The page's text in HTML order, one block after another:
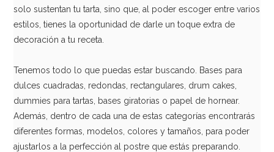
solo sustentan tu tarta, sino que, al poder escoger entre varios
estilos, tienes la oportunidad de darle un toque extra de
decoración a tu receta.
Tenemos todo lo que puedas estar buscando. Bases para
dulces cuadradas, redondas, rectangulares, drum cakes,
dummies para tartas, bases giratorias o papel de hornear.
Además, dentro de cada una de estas categorías encontrarás
diferentes formas, modelos, colores y tamaños, para poder
ajustarlos a la perfección al postre que estás preparando.